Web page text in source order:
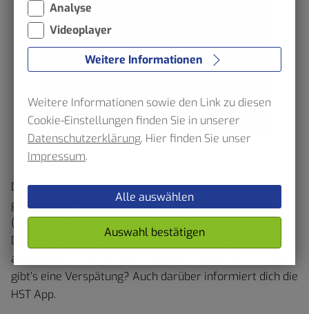
Sie die Datenschutzerklärung von
YouTube.
Einstellung für alle YouTube Videos
Die HST App ist deine individuelle Fahrplanauskunft und
gilt für den Fahrplan des öffentlichen Nahverkehrs
(ÖPNV) im Verkehrsverbund Rhein-Ruhr.
Die HST App zeigt dir aber auch Verbindungen in
angrenzende Verkehrsverbünde an. Auf deiner Strecke
gibt’s eine Verspätung? Auch darüber informiert dich die
HST App.
Analyse
Videoplayer
Weitere Informationen
Weitere Informationen sowie den Link zu diesen
Cookie-Einstellungen finden Sie in unserer
Datenschutzerklärung. Hier finden Sie unser
Impressum.
Alle auswählen
Auswahl bestätigen